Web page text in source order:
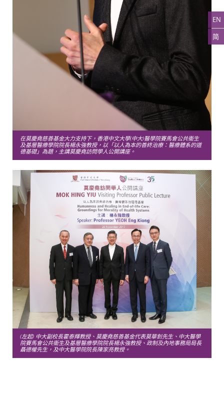
EN
简
在莫慶堯慈善基金大力支持下，香港中文大學(中大)醫學院賽馬會公共衞生
及基層醫療學院院長楊永強教授，以「以人為本的善終治療：醫療體系的道
德基礎」為題，主講莫慶堯訪問學人公開講座。
(左起) 中大副校長霍泰輝教授、莫慶堯慈善基金代表莫華釗先生、中大醫學
院賽馬會公共衞生及基層醫療學院院長楊永強教授、政制及內地事務局局長
聶德權先生，及中大醫學院院長陳家亮教授。